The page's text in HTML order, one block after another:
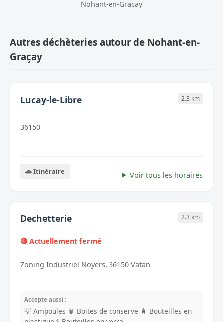
Nohant-en-Gracay
Autres déchèteries autour de Nohant-en-
Graçay
Lucay-le-Libre 2.3 km
36150
🚗 Itinéraire Voir tous les horaires
Dechetterie 2.3 km
🔴 Actuellement fermé
Zoning Industriel Noyers, 36150 Vatan
Accepte aussi :
💡 Ampoules 🥫 Boites de conserve 🧴 Bouteilles en